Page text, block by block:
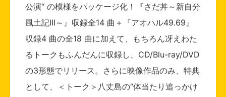
公演“ の模様をパッケージ化！『さだ丼～新自分
風土記III～』収録全14 曲＋『アオハル49.69』
収録4 曲の全18 曲に加えて、もちろん冴えわた
るトークもふんだんに収録し、CD/Blu-ray/DVD
の3形態でリリース。さらに映像作品のみ、特典
として、＜トーク＞八丈島の“体当たり追っかけ